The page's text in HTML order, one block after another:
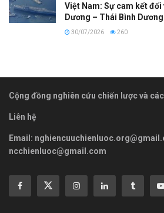
Việt Nam: Sự cam kết đối
Dương – Thái Bình Dương
30/07/2026 260
Cộng đồng nghiên cứu chiến lược và
Liên hệ
Email:
ncchienluoc@gmail.com